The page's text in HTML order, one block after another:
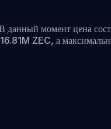
данный момент цена
ZEC, а